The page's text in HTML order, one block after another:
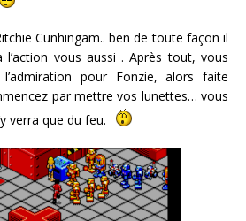
Cunhingam.. ben de toute façon il
vous aussi . Après tout, vous
pour Fonzie, alors faite
par mettre vos lunettes… vous
verra que du feu.